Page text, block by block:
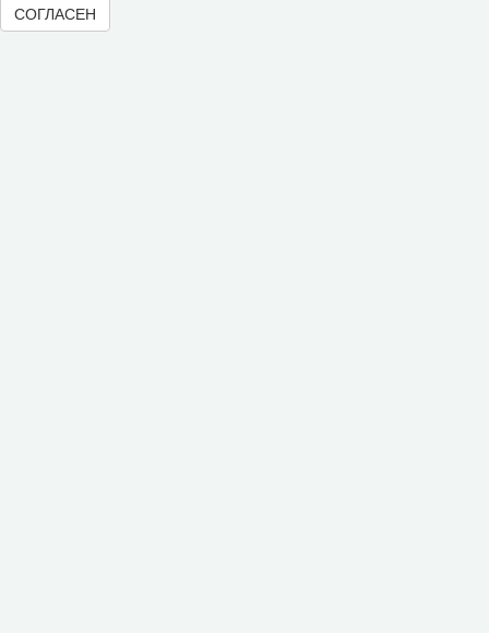
Рецензентам
СОГЛАСЕН